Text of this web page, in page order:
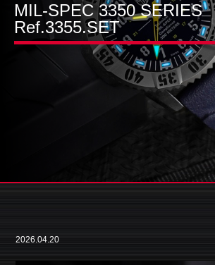
MIL-SPEC 3350 SERIES
Ref.3355.SET
2026.04.20